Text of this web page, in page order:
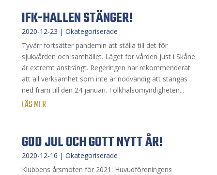
IFK-HALLEN STÄNGER!
2020-12-23 | Okategoriserade
Tyvärr fortsätter pandemin att ställa till det för
sjukvården och samhället. Läget för vården just i Skåne
är extremt ansträngt. Regeringen har rekommenderat
att all verksamhet som inte är nödvändig att stängas
ned fram till den 24 januari. Folkhälsomyndigheten...
LÄS MER
GOD JUL OCH GOTT NYTT ÅR!
2020-12-16 | Okategoriserade
Klubbens årsmöten för 2021: Huvudföreningens